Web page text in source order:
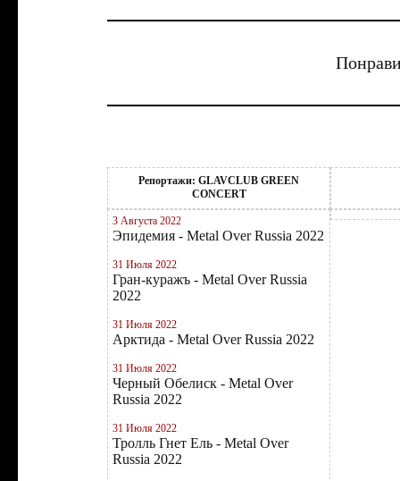
Репортажи: GLAVCLUB GREEN
CONCERT
3 Августа 2022
Эпидемия - Metal Over Russia 2022
31 Июля 2022
Гран-куражъ - Metal Over Russia
2022
31 Июля 2022
Арктида - Metal Over Russia 2022
31 Июля 2022
Черный Обелиск - Metal Over
Russia 2022
31 Июля 2022
Тролль Гнет Ель - Metal Over
Russia 2022